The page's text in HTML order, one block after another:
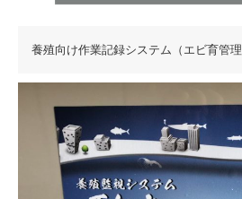
養殖向け作業記録システム（エビ育管